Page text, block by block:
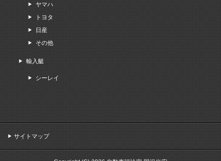
ヤマハ
トヨタ
日産
その他
輸入艇
シーレイ
サイトマップ